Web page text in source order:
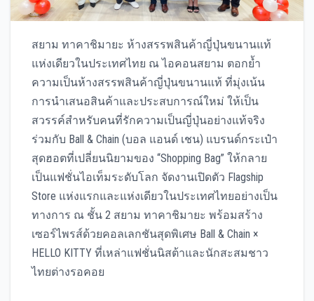
สยาม ทาคาชิมายะ ห้างสรรพสินค้าญี่ปุ่นขนานแท้
แห่งเดียวในประเทศไทย ณ ไอคอนสยาม ตอกย้ำ
ความเป็นห้างสรรพสินค้าญี่ปุ่นขนานแท้ ที่มุ่งเน้น
การนำเสนอสินค้าและประสบการณ์ใหม่ ให้เป็น
สวรรค์สำหรับคนที่รักความเป็นญี่ปุ่นอย่างแท้จริง
ร่วมกับ Ball & Chain (บอล แอนด์ เชน) แบรนด์กระเป๋า
สุดฮอตที่เปลี่ยนนิยามของ “Shopping Bag” ให้กลาย
เป็นแฟชั่นไอเท็มระดับโลก จัดงานเปิดตัว Flagship
Store แห่งแรกและแห่งเดียวในประเทศไทยอย่างเป็น
ทางการ ณ ชั้น 2 สยาม ทาคาชิมายะ พร้อมสร้าง
เซอร์ไพรส์ด้วยคอลเลกชันสุดพิเศษ Ball & Chain ×
HELLO KITTY ที่เหล่าแฟชั่นนิสต้าและนักสะสมชาว
ไทยต่างรอคอย